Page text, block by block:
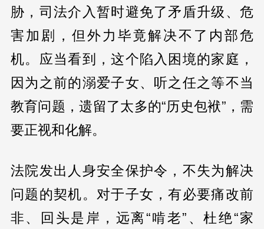
胁，司法介入暂时避免了矛盾升级、危
害加剧，但外力毕竟解决不了内部危
机。应当看到，这个陷入困境的家庭，
因为之前的溺爱子女、听之任之等不当
教育问题，遗留了太多的“历史包袱”，需
要正视和化解。
法院发出人身安全保护令，不失为解决
问题的契机。对于子女，有必要痛改前
非、回头是岸，远离“啃老”、杜绝“家